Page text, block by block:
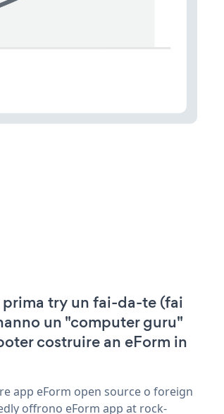
try un fai-da-te (fai
un "computer guru"
costruire an eForm in
app eForm open source o foreign
offrono eForm app at rock-